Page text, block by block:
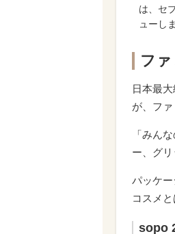
は、セ
ューし
ファ
日本最
が、フ
「みん
ー、グ
パッケ
コスメ
sopo